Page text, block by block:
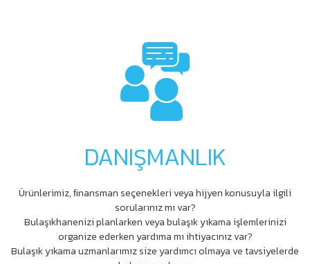
DANIŞMANLIK
Ürünlerimiz, ﬁnansman seçenekleri veya hijyen konusuyla ilgili
sorularınız mı var?
Bulaşıkhanenizi planlarken veya bulaşık yıkama işlemlerinizi
organize ederken yardıma mı ihtiyacınız var?
Bulaşık yıkama uzmanlarımız size yardımcı olmaya ve tavsiyelerde